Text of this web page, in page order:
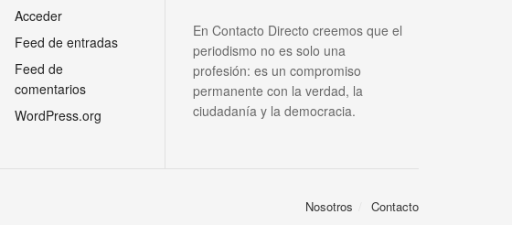
Acceder
Feed de entradas
Feed de
comentarios
WordPress.org
En Contacto Directo creemos que el
periodismo no es solo una
profesión: es un compromiso
permanente con la verdad, la
ciudadanía y la democracia.
Nosotros Contacto